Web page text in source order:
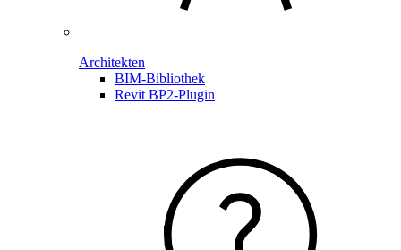
Architekten
BIM-Bibliothek
Revit BP2-Plugin